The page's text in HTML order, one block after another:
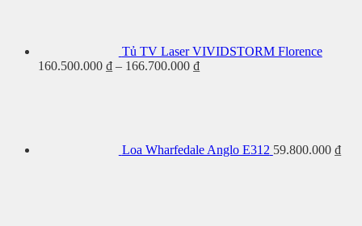
Tủ TV Laser VIVIDSTORM Florence
160.500.000 ₫ – 166.700.000 ₫Khoảng
Loa Wharfedale Anglo E312 59.800.000 ₫